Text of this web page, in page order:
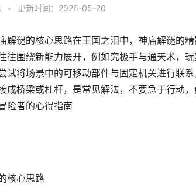
• 更新时间：2026-05-20
解谜的核心思路在王国之泪中，神庙解谜的
往围绕新能力展开，例如究极手与通天术，
试将场景中的可移动部件与固定机关进行联
成桥梁或杠杆，是常见解法，不要急于行动
险者的心得指南
核心思路